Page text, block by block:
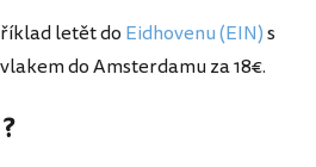
letět do Eidhovenu (EIN)s
do Amsterdamu za 18€.